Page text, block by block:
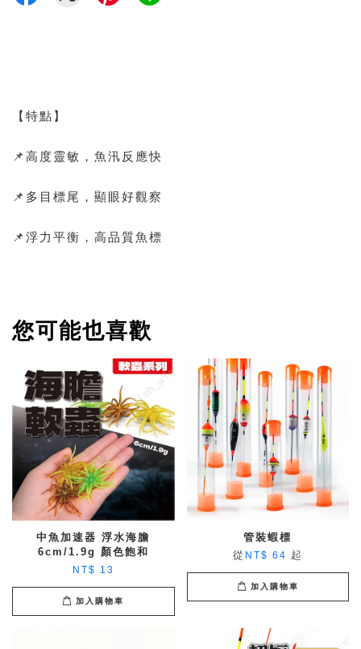
【特點】
📌高度靈敏，魚汛反應快
📌多目標尾，顯眼好觀察
📌浮力平衡，高品質魚標
您可能也喜歡
中魚加速器 浮水海膽
6cm/1.9g 顏色飽和
NT$ 13
加入購物車
管裝蝦標
從 NT$ 64 起
加入購物車